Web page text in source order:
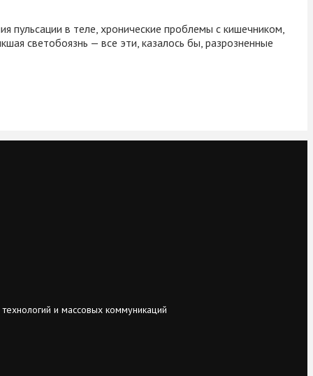
в теле, хронические проблемы с кишечником,
светобоязнь — все эти, казалось бы, разрозненные
и массовых коммуникаций